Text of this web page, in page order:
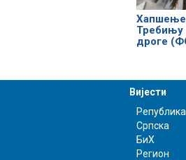
Требињу
дроге
Вијести
Република
Српска
БиХ
Регион